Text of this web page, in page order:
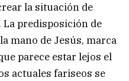
la situación de
La predisposición de
mano de Jesús, marca
parece estar lejos el
actuales fariseos se